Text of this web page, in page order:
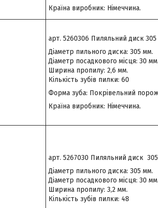
Країна виробник: Німеччина.
арт. 5260306 Пиляльний диск
Діаметр пильного диска: 305 мм.
Діаметр посадкового місця: 30 мм.
Ширина пропилу: 2,6 мм.
Кількість зубів пилки: 60
Форма зуба: Покрівельний
Країна виробник: Німеччина.
арт. 5267030 Пиляльний диск
Діаметр пильного диска: 305 мм.
Діаметр посадкового місця: 30 мм.
Ширина пропилу: 3,2 мм.
Кількість зубів пилки: 48